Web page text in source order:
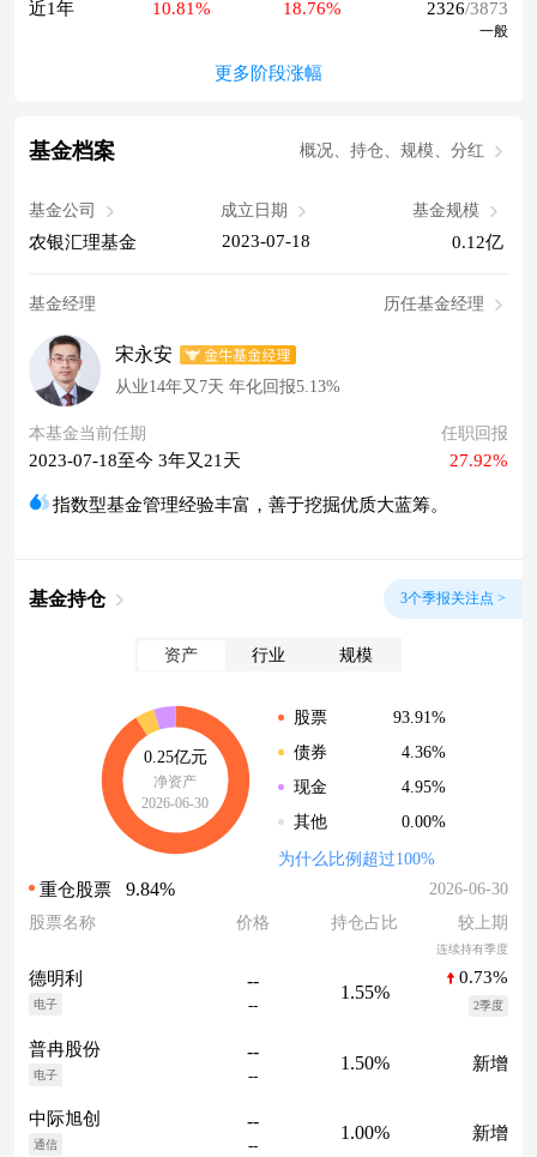
近1年 10.81% 18.76% 2326/3873
一般
更多阶段涨幅
基金档案 概况、持仓、规模、分红
基金公司
农银汇理基金
成立日期
2023-07-18
基金规模
0.12亿
基金经理 历任基金经理
宋永安
从业14年又7天 年化回报5.13%
本基金当前任期
2023-07-18至今 3年又21天
任职回报
27.92%
指数型基金管理经验丰富，善于挖掘优质大蓝筹。
基金持仓 3个季报关注点 >
资产 行业 规模
0.25亿元
净资产
2026-06-30
股票
93.91%
债券
4.36%
现金
4.95%
其他
0.00%
为什么比例超过100%
重仓股票 9.84%
2026-06-30
股票名称
价格 持仓占比 较上期
连续持有季度
德明利
电子
--
--
1.55%
0.73%
2季度
普冉股份
电子
--
--
1.50% 新增
中际旭创
通信
--
--
1.00% 新增